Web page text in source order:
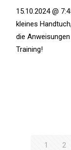
15.10.2024 @
kleines
die
Training!
1 2